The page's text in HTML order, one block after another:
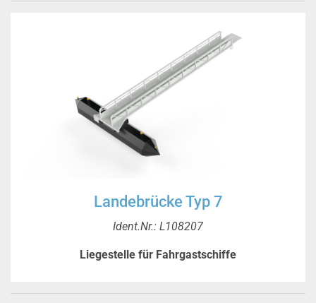
Landebrücke Typ 7
Ident.Nr.: L108207
Liegestelle für Fahrgastschiffe